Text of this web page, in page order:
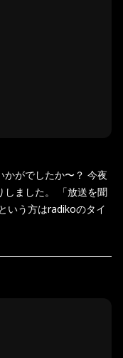
かがでしたか〜？ 今夜
しました。 「放送を聞
いう方はradikoのタイ